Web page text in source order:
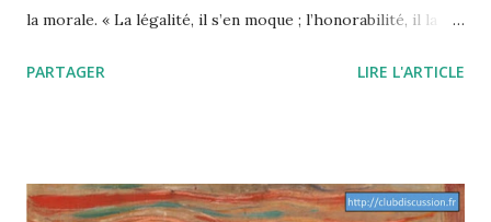
la morale. « La légalité, il s’en moque ; l’honorabilité, il la
homme de devoir et, j’ose le mot, de vertu. » Là, c’est fort
plupart des gens sont légaux sans être moraux, Lupin est
PARTAGER LIRE L'ARTICLE